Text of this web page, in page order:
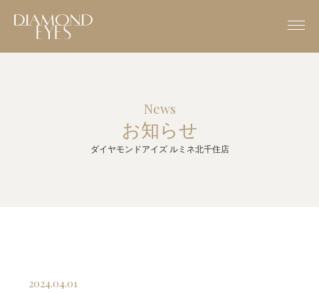
News
お知らせ
ダイヤモンドアイズ ルミネ北千住店
2024.04.01